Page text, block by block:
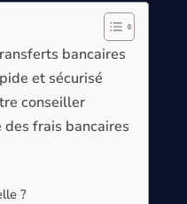
bancaires
et sécurisé
conseiller
frais bancaires
?